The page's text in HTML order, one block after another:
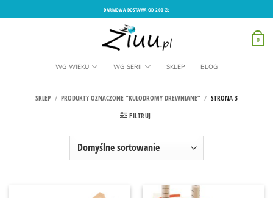
DARMOWA DOSTAWA OD 200 ZŁ
0
WG WIEKU WG SERII SKLEP BLOG
SKLEP / PRODUKTY OZNACZONE “KULODROMY DREWNIANE” / STRONA 3
FILTRUJ